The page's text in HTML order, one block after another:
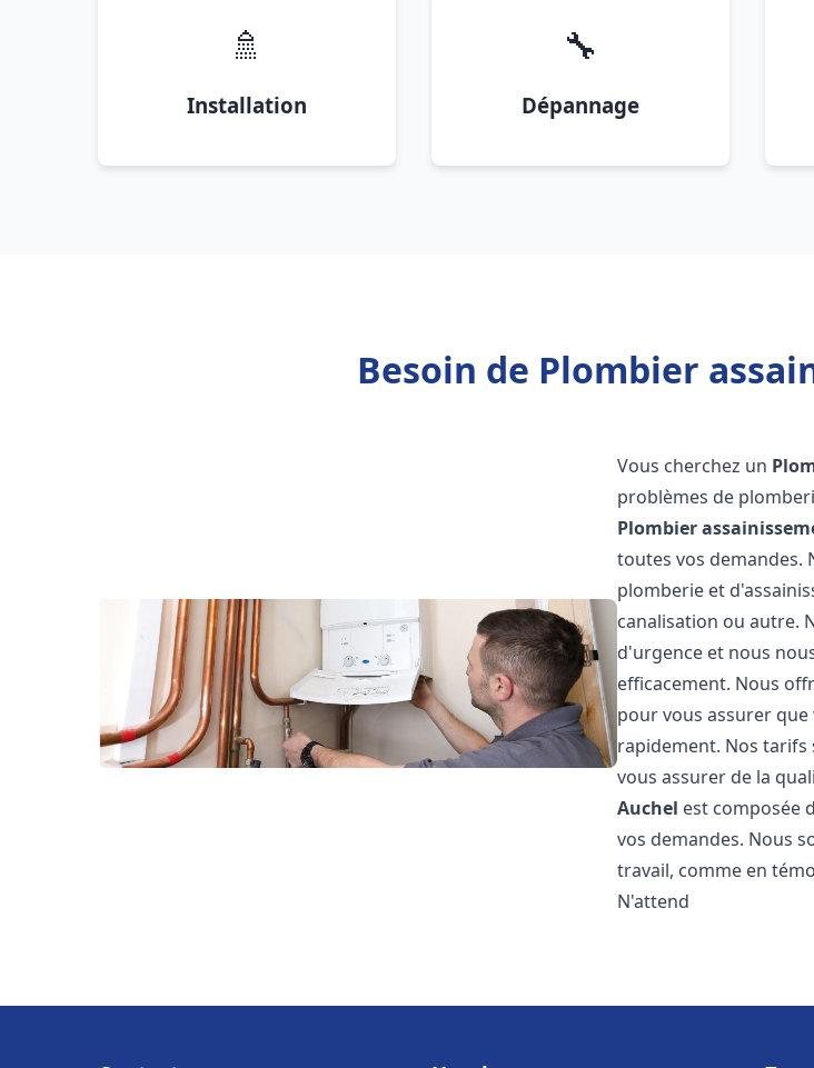
🚿
Installation
🔧
Dépannage
Besoin de Plombier
Vous cherchez un
problèmes de
Plombier
toutes vos demandes.
plomberie et
canalisation ou autre.
d'urgence et nous
efficacement. Nous
pour vous assurer
rapidement. Nos
vous assurer de la
Auchel est composée
vos demandes. Nous
travail, comme en
N'attend